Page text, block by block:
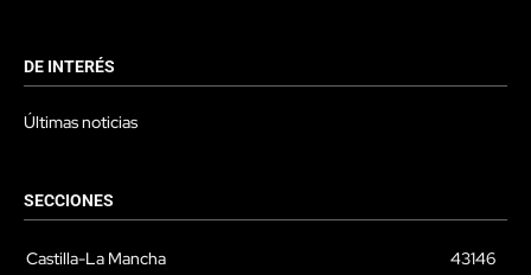
DE INTERÉS
Últimas noticias
SECCIONES
Castilla-La Mancha
43146